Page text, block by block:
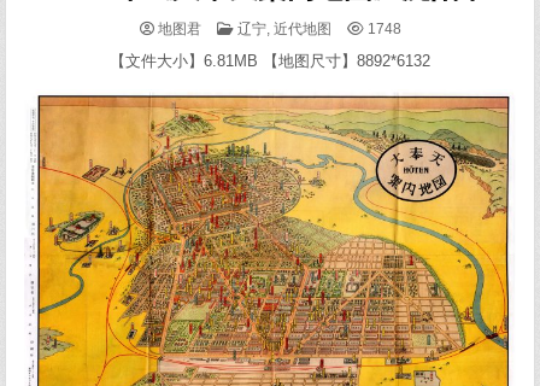
地图君
POSTED
辽宁, 近代地图 1748
【文件大小】6.81MB 【地图尺寸】8892*6132